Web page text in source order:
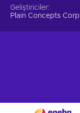
Geliştiriciler
Plain Concepts Corp